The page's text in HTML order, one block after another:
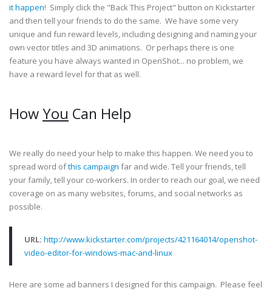
it happen! Simply click the "Back This Project" button on Kickstarter
and then tell your friends to do the same. We have some very
unique and fun reward levels, including designing and naming your
own vector titles and 3D animations. Or perhaps there is one
feature you have always wanted in OpenShot... no problem, we
have a reward level for that as well.
HowYou Can Help
We really do need your help to make this happen. We need you to
spread word ofthis campaign far and wide. Tell your friends, tell
your family, tell your co-workers. In order to reach our goal, we need
coverage on as many websites, forums, and social networks as
possible.
URL: http://www.kickstarter.com/projects/421164014/openshot-
video-editor-for-windows-mac-and-linux
Here are some ad banners I designed for this campaign. Please feel